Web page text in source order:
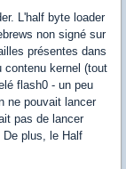
L'half byte loader
non signé sur
présentes dans
contenu kernel (tout
flash0 - un peu
ne pouvait lancer
pas de lancer
plus, le Half